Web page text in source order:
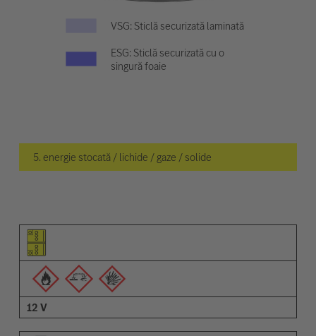
VSG: Sticlă securizată laminată
ESG: Sticlă securizată cu o
singură foaie
5. energie stocată / lichide / gaze / solide
Pictogramă elemente
Pictogramă avertizări
Descriere
12 V